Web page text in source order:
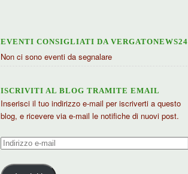
EVENTI CONSIGLIATI DA VERGATONEWS24
Non ci sono eventi da segnalare
ISCRIVITI AL BLOG TRAMITE EMAIL
Inserisci il tuo indirizzo e-mail per iscriverti a questo
blog, e ricevere via e-mail le notifiche di nuovi post.
Indirizzo
mail